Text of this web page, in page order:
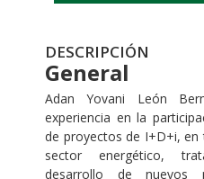
DESCRIPCIÓN
General
Adan Yovani León
experiencia en la
de proyectos de I+D+i,
sector energético,
desarrollo de nuevos